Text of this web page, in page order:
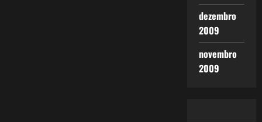
dezembro
2009
novembro
2009